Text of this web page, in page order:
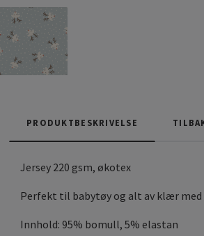
PRODUKTBESKRIVELSE
Jersey 220 gsm, økotex
Perfekt til babytøy og alt av klær
Innhold: 95% bomull, 5% elastan